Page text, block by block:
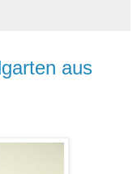
aus